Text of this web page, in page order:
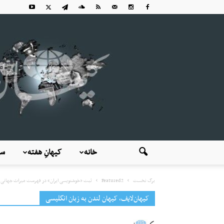
کیهانِ هفته خانه
برگ نخست Featured2 ثبت «خوشنویسی ایران» در فهرست میراث جهانی
کیهان‌لایف، کیهان لندن به زبان انگلیسی